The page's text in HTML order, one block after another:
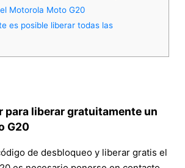
Motorola Moto G20
es posible liberar todas las
para liberar gratuitamente un
G20
de desbloqueo y liberar gratis el